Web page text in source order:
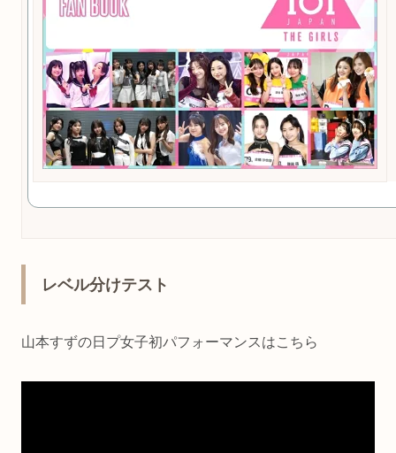
レベル分けテスト
山本すずの日プ女子初パフォーマンスはこちら